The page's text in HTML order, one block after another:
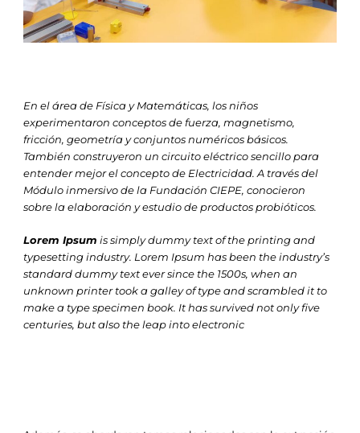
En el área de Física y Matemáticas, los niños
experimentaron conceptos de fuerza, magnetismo,
fricción, geometría y conjuntos numéricos básicos.
También construyeron un circuito eléctrico sencillo para
entender mejor el concepto de Electricidad. A través del
Módulo inmersivo de la Fundación CIEPE, conocieron
sobre la elaboración y estudio de productos probióticos.
Lorem Ipsum is simply dummy text of the printing and
typesetting industry. Lorem Ipsum has been the industry’s
standard dummy text ever since the 1500s, when an
unknown printer took a galley of type and scrambled it to
make a type specimen book. It has survived not only five
centuries, but also the leap into electronic